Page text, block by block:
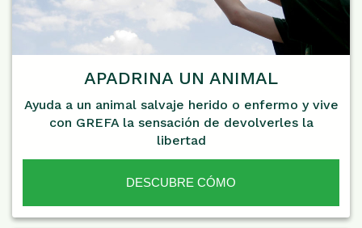
APADRINA UN ANIMAL
Ayuda a un animal salvaje herido o enfermo y vive
con GREFA la sensación de devolverles la
libertad
DESCUBRE CÓMO